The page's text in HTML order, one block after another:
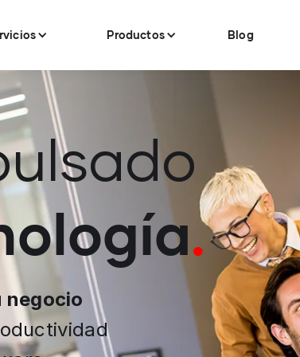
Productos Blog
.
negocio
Productos Blog